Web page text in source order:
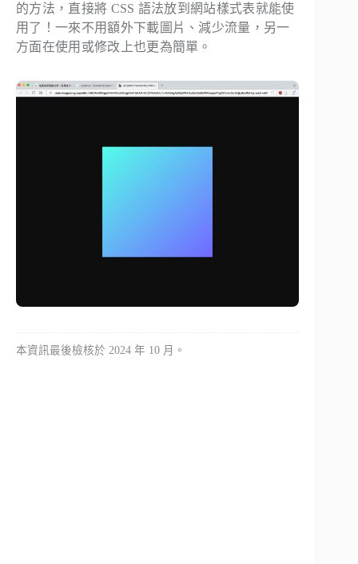
的方法，直接將 CSS 語法放到網站樣式表就能使
用了！一來不用額外下載圖片、減少流量，另一
方面在使用或修改上也更為簡單。
本資訊最後檢核於 2024 年 10 月。